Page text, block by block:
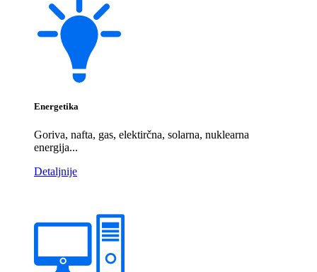
Energetika
Goriva, nafta, gas, elektirčna, solarna, nuklearna
energija...
Detaljnije